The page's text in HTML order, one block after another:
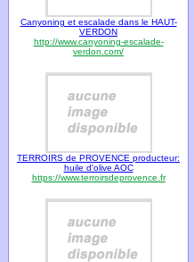
Canyoning et escalade dans le HAUT-
VERDON
http://www.canyoning-escalade-
verdon.com/
TERROIRS de PROVENCE producteur:
huile d'olive AOC
https://www.terroirsdeprovence.fr